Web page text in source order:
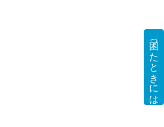
困ったときには